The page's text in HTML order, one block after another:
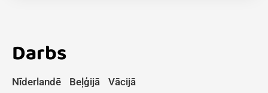
Darbs
Nīderlandē Beļģijā
Vācijā